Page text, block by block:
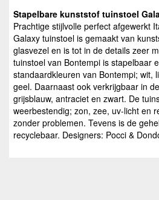
Stapelbare kunststof tuinstoel
Prachtige stijlvolle perfect afgewerkt
Galaxy tuinstoel is gemaakt van
glasvezel en is tot in de details zeer
tuinstoel van Bontempi is stapelbaar
standaardkleuren van Bontempi; wit,
geel. Daarnaast ook verkrijgbaar in
grijsblauw, antraciet en zwart. De
weerbestendig; zon, zee, uv-licht en
zonder problemen. Tevens is de
recyclebaar. Designers: Pocci &